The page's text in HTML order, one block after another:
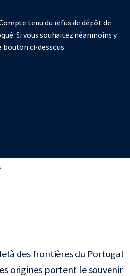
tenu du refus de dépôt de
Si vous souhaitez néanmoins y
bouton ci-dessous.
des frontières du Portugal
origines portent le souvenir